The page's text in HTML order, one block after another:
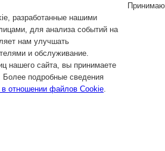
разработанные нашими
для анализа событий на
нам улучшать
и обслуживание.
нашего сайта, вы принимаете
Более подробные сведения
в отношении файлов Cookie.
Принимаю